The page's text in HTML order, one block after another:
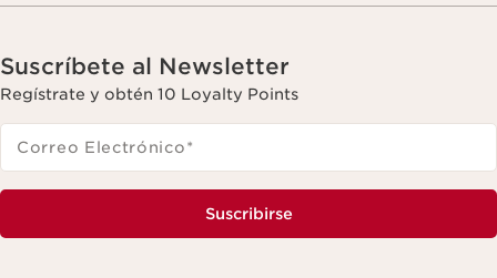
Suscríbete al Newsletter
Regístrate y obtén 10 Loyalty Points
Correo Electrónico*
Suscribirse